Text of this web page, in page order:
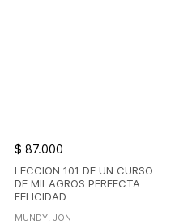
LECCION 101 DE UN CURSO
DE MILAGROS PERFECTA
FELICIDAD
$ 87.000
MUNDY, JON